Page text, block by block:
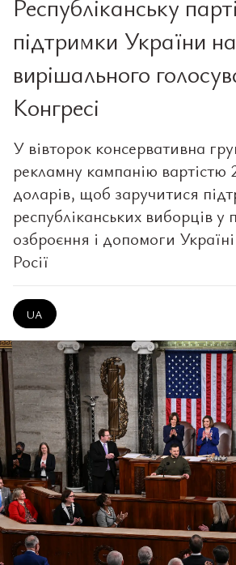
Республіканську
підтримки України
вирішального
Конгресі
У вівторок консервативна
рекламну кампанію вартістю
доларів, щоб заручитися
республіканських виборців у
озброєння і допомоги Україні
Росії
UA